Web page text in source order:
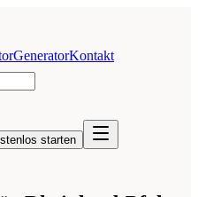
GeneratorKontakt
starten